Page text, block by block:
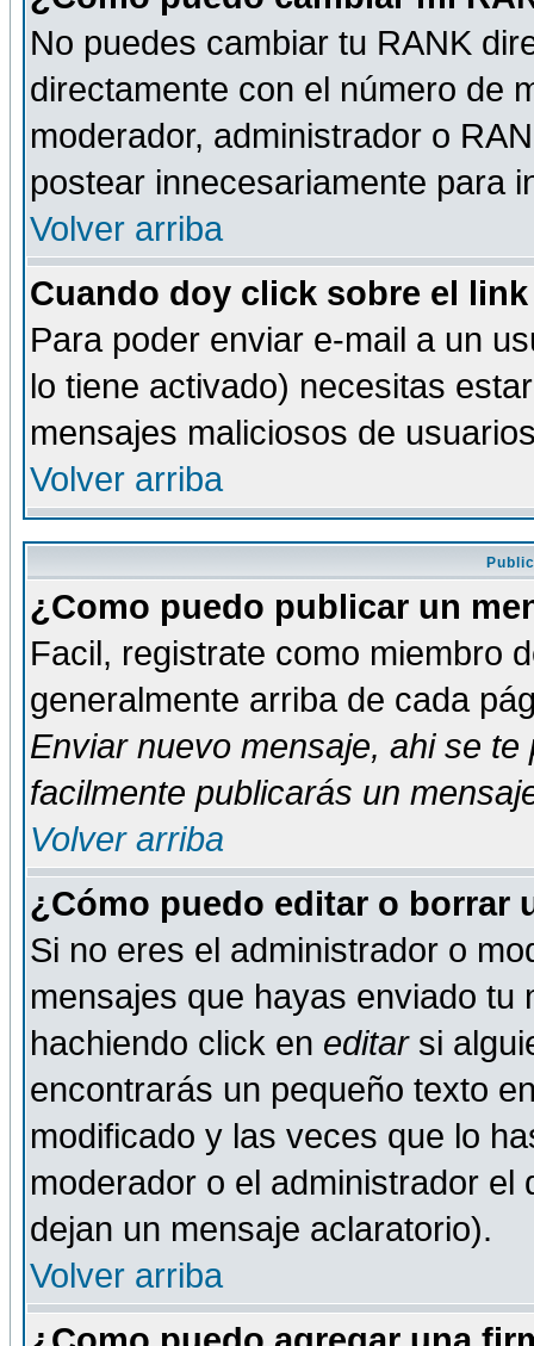
No puedes cambiar tu RANK
directamente con el número de
moderador, administrador o
postear innecesariamente para
Volver arriba
Cuando doy click sobre el
Para poder enviar e-mail a un
lo tiene activado) necesitas
mensajes maliciosos de
Volver arriba
¿Como puedo publicar un
Facil, registrate como miembro
generalmente arriba de cada
Enviar nuevo mensaje, ahi se te
facilmente publicarás un
Volver arriba
¿Cómo puedo editar o borrar
Si no eres el administrador o
mensajes que hayas enviado tu
hachiendo click en editarsi
encontrarás un pequeño texto
modificado y las veces que lo
moderador o el administrador
dejan un mensaje aclaratorio).
Volver arriba